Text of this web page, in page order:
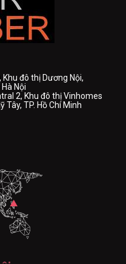
Khu đô thị Dương Nội,
Nội
2, Khu đô thị Vinhomes
TP. Hồ Chí Minh